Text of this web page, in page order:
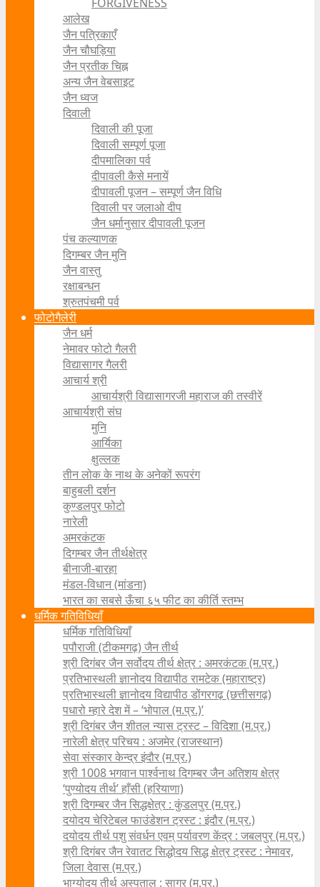
आलेख
जैन पत्रिकाएँ
जैन चौघड़िया
जैन प्रतीक चिह्न
अन्य जैन वेबसाइट
जैन ध्वज
दिवाली
दिवाली की पूजा
दिवाली सम्पूर्ण पूजा
दीपमालिका पर्व
दीपावली कैसे मनायें
दीपावली पूजन – सम्पूर्ण जैन विधि
दिवाली पर जलाओ दीप
जैन धर्मानुसार दीपावली पूजन
पंच कल्याणक
दिगम्बर जैन मुनि
जैन वास्तु
रक्षाबन्धन
श्रुतपंचमी पर्व
फोटोगैलेरी
जैन धर्म
नेमावर फोटो गैलरी
विद्यासागर गैलरी
आचार्य श्री
आचार्यश्री विद्यासागरजी महाराज की तस्वीरें
आचार्यश्री संघ
मुनि
आर्यिका
क्षुल्लक
तीन लोक के नाथ के अनेकों रूपरंग
बाहुबली दर्शन
कुण्डलपुर फोटो
नारेली
अमरकंटक
दिगम्बर जैन तीर्थक्षेत्र
बीनाजी-बारहा
मंडल-विधान (मांडना)
भारत का सबसे ऊँचा ६५ फीट का कीर्ति स्तम्भ
धर्मिक गतिविधियाँ
धर्मिक गतिविधियाँ
पपौराजी (टीकमगढ़) जैन तीर्थ
श्री दिगंबर जैन सर्वोदय तीर्थ क्षेत्र : अमरकंटक (म.प्र.)
प्रतिभास्थली ज्ञानोदय विद्यापीठ रामटेक (महाराष्ट्र)
प्रतिभास्थली ज्ञानोदय विद्यापीठ डोंगरगढ़ (छत्तीसगढ़)
पधारो म्हारे देश में – ‘भोपाल (म.प्र.)’
श्री दिगंबर जैन शीतल न्यास ट्रस्ट – विदिशा (म.प्र.)
नारेली क्षेत्र परिचय : अजमेर (राजस्थान)
सेवा संस्कार केन्द्र इंदौर (म.प्र.)
श्री 1008 भगवान पार्श्वनाथ दिगम्बर जैन अतिशय क्षे‍त्र
‘पुण्योदय तीर्थ’ हाँसी (हरियाणा)
श्री दिगम्बर जैन सिद्धक्षेत्र : कुंडलपुर (म.प्र.)
दयोदय चेरिटेबल फाउंडेशन ट्रस्ट : इंदौर (म.प्र.)
दयोदय तीर्थ पशु संवर्धन एवम्‌ पर्यावरण केंद्र : जबलपुर (म.प्र.)
श्री दिगंबर जैन रेवातट सिद्धोदय सिद्ध क्षेत्र ट्रस्ट : नेमावर,
जिला देवास (म.प्र.)
भाग्योदय तीर्थ अस्पताल : सागर (म.प्र.)